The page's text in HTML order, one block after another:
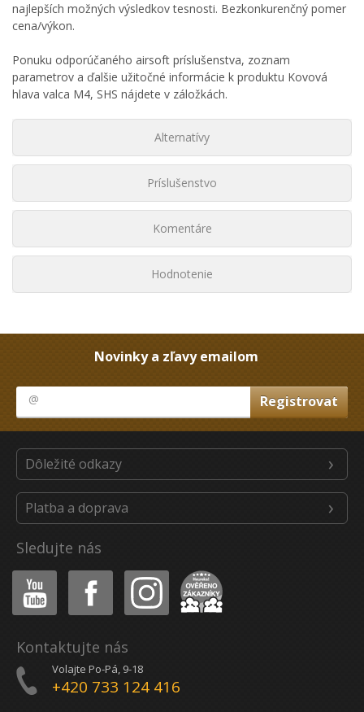
najlepších možných výsledkov tesnosti. Bezkonkurenčný pomer
cena/výkon.
Ponuku odporúčaného airsoft príslušenstva, zoznam
parametrov a ďalšie užitočné informácie k produktu Kovová
hlava valca M4, SHS nájdete v záložkách.
Alternatívy
Príslušenstvo
Komentáre
Hodnotenie
Novinky a zľavy emailom
Dôležité odkazy
Platba a doprava
Sledujte nás
Youtube Facebook Instagram Heureka
Kontaktujte nás
Volajte Po-Pá, 9-18
+420 733 124 416